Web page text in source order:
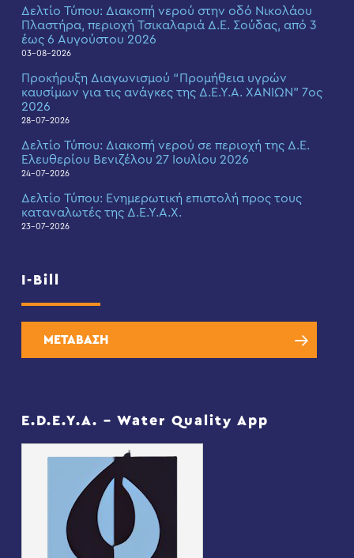
Δελτίο Τύπου: Διακοπή νερού στην οδό Νικολάου
Πλαστήρα, περιοχή Τσικαλαριά Δ.Ε. Σούδας, από 3
έως 6 Αυγούστου 2026
03-08-2026
Προκήρυξη Διαγωνισμού “Προμήθεια υγρών
καυσίμων για τις ανάγκες της Δ.Ε.Υ.Α. ΧΑΝΙΩΝ” 7ος
2026
28-07-2026
Δελτίο Τύπου: Διακοπή νερού σε περιοχή της Δ.Ε.
Ελευθερίου Βενιζέλου 27 Ιουλίου 2026
24-07-2026
Δελτίο Τύπου: Eνημερωτική επιστολή προς τους
καταναλωτές της Δ.Ε.Υ.Α.Χ.
23-07-2026
I-Bill
ΜΕΤΑΒΑΣΗ
E.D.E.Y.A. – Water Quality App